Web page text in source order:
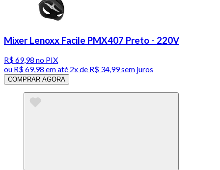
Mixer Lenoxx Facile PMX407 Preto - 220V
R$ 69,98 no PIX
ou R$ 69,98 em até 2x de R$ 34,99 sem juros
COMPRAR AGORA